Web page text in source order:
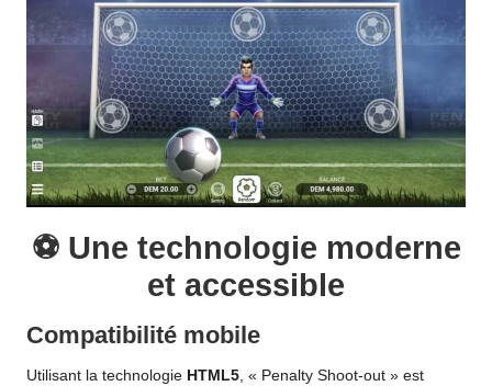
⚽ Une technologie moderne
et accessible
Compatibilité mobile
Utilisant la technologie HTML5, « Penalty Shoot-out » est